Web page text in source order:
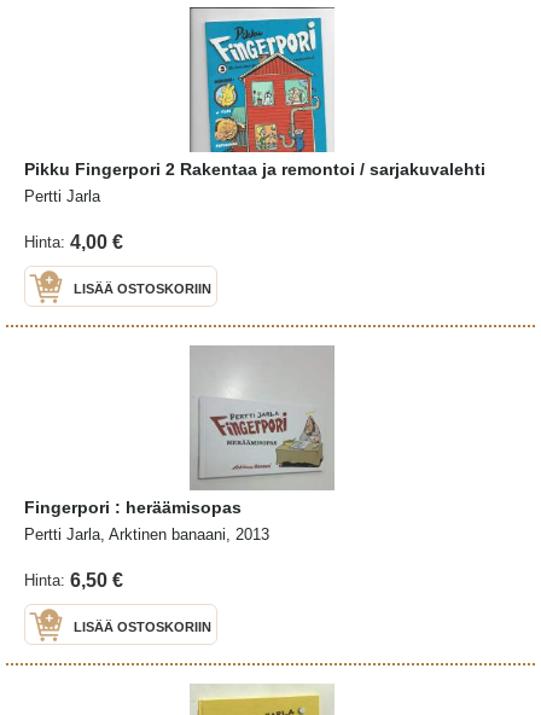
Pikku Fingerpori 2 Rakentaa ja remontoi / sarjakuvalehti
Pertti Jarla
Hinta: 4,00 €
LISÄÄ OSTOSKORIIN
Fingerpori : heräämisopas
Pertti Jarla, Arktinen banaani, 2013
Hinta: 6,50 €
LISÄÄ OSTOSKORIIN